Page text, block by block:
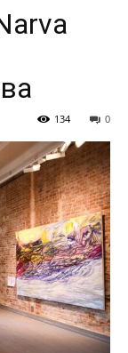
0
134